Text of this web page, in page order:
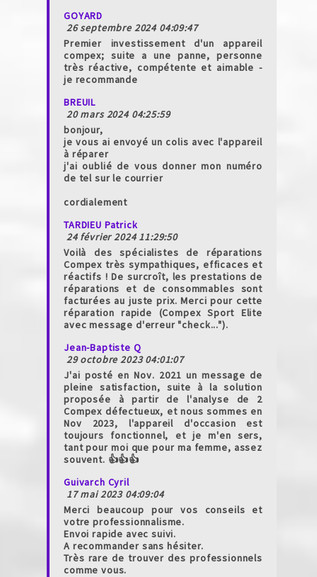
GOYARD
26 septembre 2024 04:09:47
Premier investissement d'un appareil
compex; suite a une panne, personne
très réactive, compétente et aimable -
je recommande
BREUIL
20 mars 2024 04:25:59
bonjour,
je vous ai envoyé un colis avec l'appareil
à réparer
j'ai oublié de vous donner mon numéro
de tel sur le courrier
cordialement
TARDIEU Patrick
24 février 2024 11:29:50
Voilà des spécialistes de réparations
Compex très sympathiques, efficaces et
réactifs ! De surcroît, les prestations de
réparations et de consommables sont
facturées au juste prix. Merci pour cette
réparation rapide (Compex Sport Elite
avec message d'erreur "check...").
Jean-Baptiste Q
29 octobre 2023 04:01:07
J'ai posté en Nov. 2021 un message de
pleine satisfaction, suite à la solution
proposée à partir de l'analyse de 2
Compex défectueux, et nous sommes en
Nov 2023, l'appareil d'occasion est
toujours fonctionnel, et je m'en sers,
tant pour moi que pour ma femme, assez
souvent. 👍👍👍
Guivarch Cyril
17 mai 2023 04:09:04
Merci beaucoup pour vos conseils et
votre professionnalisme.
Envoi rapide avec suivi.
A recommander sans hésiter.
Très rare de trouver des professionnels
comme vous.